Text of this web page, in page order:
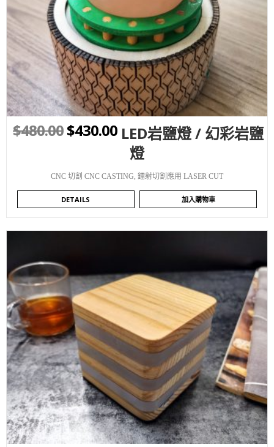
WISHLIST
$480.00$430.00 LED岩鹽燈 / 幻彩岩鹽
燈
CNC 切割 CNC CASTING 鐳射切割應用 LASER CUT
DETAILS 加入購物車
WISHLIST